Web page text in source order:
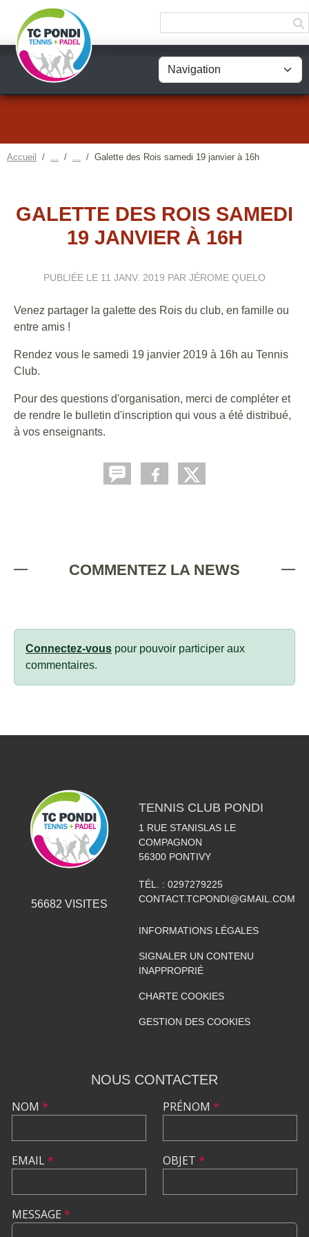
Accueil Galette des Rois samedi 19 janvier à 16h
GALETTE DES ROIS SAMEDI
19 JANVIER À 16H
PUBLIÉE LE 11 JANV. 2019 PAR JÉROME QUELO
Venez partager la galette des Rois du club, en famille ou
entre amis !
Rendez vous le samedi 19 janvier 2019 à 16h au Tennis
Club.
Pour des questions d'organisation, merci de compléter et
de rendre le bulletin d'inscription qui vous a été distribué,
à vos enseignants.
COMMENTEZ LA NEWS
Connectez-vous pour pouvoir participer aux
commentaires.
56682 VISITES
TENNIS CLUB PONDI
1 RUE STANISLAS LE
COMPAGNON
56300 PONTIVY
TÉL. : 0297279225
CONTACT.TCPONDI@GMAIL.COM
INFORMATIONS LÉGALES
SIGNALER UN CONTENU
INAPPROPRIÉ
CHARTE COOKIES
GESTION DES COOKIES
NOUS CONTACTER
NOM *
EMAIL*
PRÉNOM *
OBJET *
MESSAGE *
Panneau de gestion des cookies